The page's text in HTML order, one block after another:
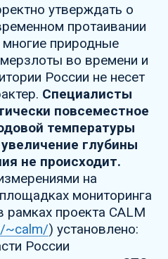
утверждать о
протаивании
природные
во времени и
России не несет
Специалисты
повсеместное
температуры
глубины
не происходит.
на
мониторинга
рамках проекта CALM
~calm/) установлено:
России